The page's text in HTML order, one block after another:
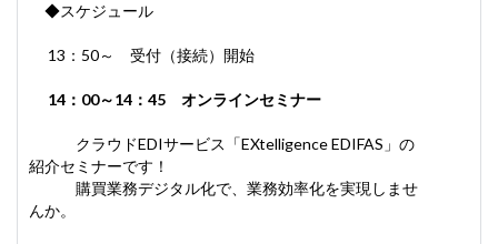
◆スケジュール
13：50～ 受付（接続）開始
14：00～14：45 オンラインセミナー
クラウドEDIサービス「EXtelligence EDIFAS」の
紹介セミナーです！
購買業務デジタル化で、業務効率化を実現しませ
んか。